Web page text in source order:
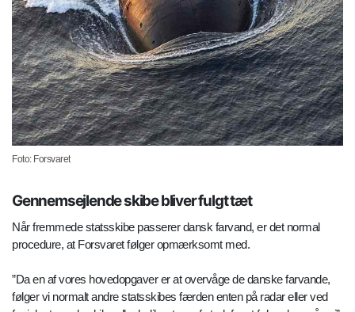
Foto: Forsvaret
Gennemsejlende skibe bliver fulgt tæt
Når fremmede statsskibe passerer dansk farvand, er det normal
procedure, at Forsvaret følger opmærksomt med.
”Da en af vores hovedopgaver er at overvåge de danske farvande,
følger vi normalt andre statsskibes færden enten på radar eller ved